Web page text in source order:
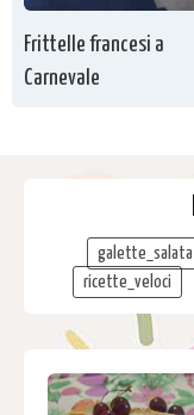
Frittelle francesi a
Carnevale
galette_salata
ricette_veloci